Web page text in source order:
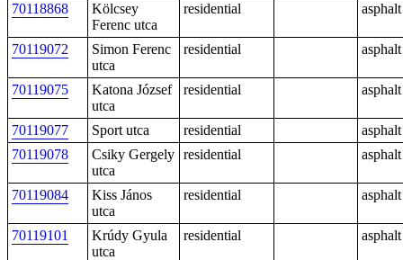
70118868
Kölcsey
Ferenc utca
residential asphalt
70119072
Simon Ferenc
utca
residential asphalt
70119075
Katona József
utca
residential asphalt
70119077 Sport utca residential
asphalt
70119078
Csiky Gergely
utca
residential asphalt
70119084
Kiss János
utca
residential asphalt
70119101
Krúdy Gyula
utca
residential asphalt